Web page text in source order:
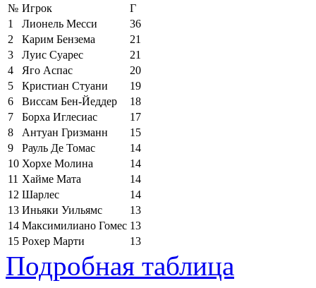
№ Игрок
Г
1
Лионель Месси
36
2
Карим Бензема
21
3
Луис Суарес
21
4
Яго Аспас
20
5
Кристиан Стуани
19
6
Виссам Бен-Йеддер
18
7
Борха Иглесиас
17
8
Антуан Гризманн
15
9
Рауль Де Томас
14
10 Хорхе Молина
14
11 Хайме Мата
14
12 Шарлес
14
13 Иньяки Уильямс
13
14 Максимилиано Гомес 13
15 Рохер Марти 13
Подробная таблица